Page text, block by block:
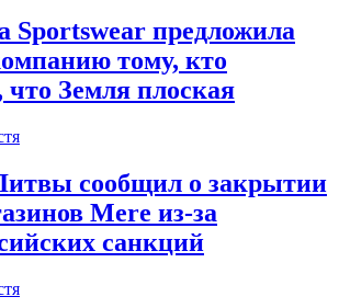
Sportswear предложила
тому, кто
что Земля плоская
сообщил о закрытии
Mere из-за
санкций